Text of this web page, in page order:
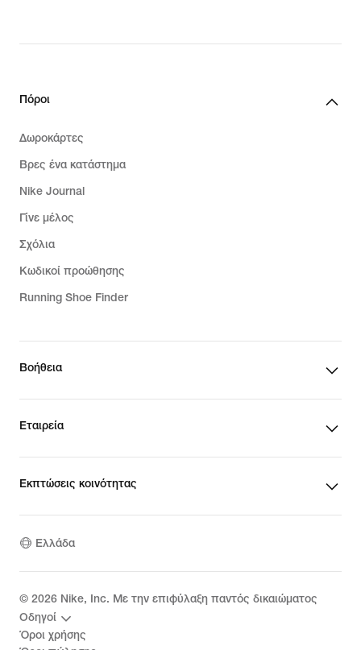
Πόροι
Δωροκάρτες
Βρες ένα κατάστημα
Nike Journal
Γίνε μέλος
Σχόλια
Κωδικοί προώθησης
Running Shoe Finder
Βοήθεια
Εταιρεία
Εκπτώσεις κοινότητας
Ελλάδα
© 2026 Nike, Inc. Με την επιφύλαξη παντός δικαιώματος
Οδηγοί
Όροι χρήσης